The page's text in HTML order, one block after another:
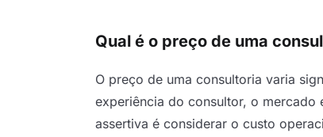
Qual é o preço de uma
O preço de uma consultoria varia
experiência do consultor, o
assertiva é considerar o custo